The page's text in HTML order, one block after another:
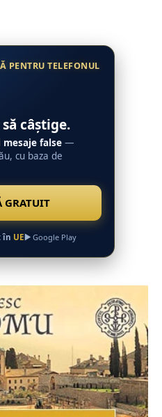
PENTRU TELEFONUL
câștige.
false —
cu baza de
GRATUIT
în UE Google Play